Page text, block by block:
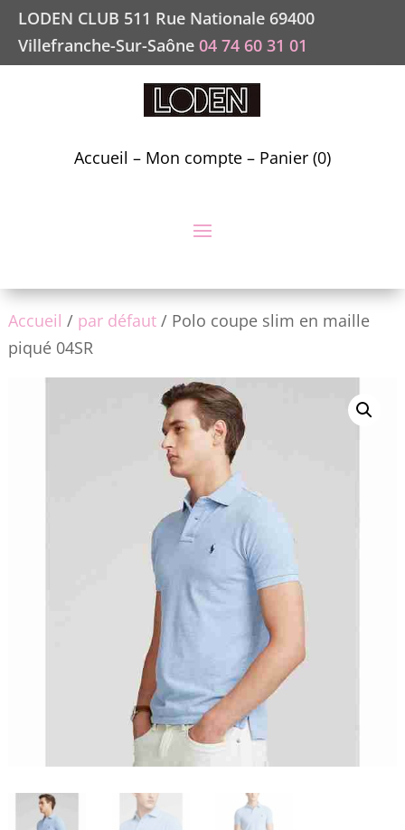
LODEN CLUB 511 Rue Nationale 69400
Villefranche-Sur-Saône 04 74 60 31 01
Accueil – Mon compte– Panier (0)
Accueil / par défaut/ Polo coupe slim en maille
piqué 04SR